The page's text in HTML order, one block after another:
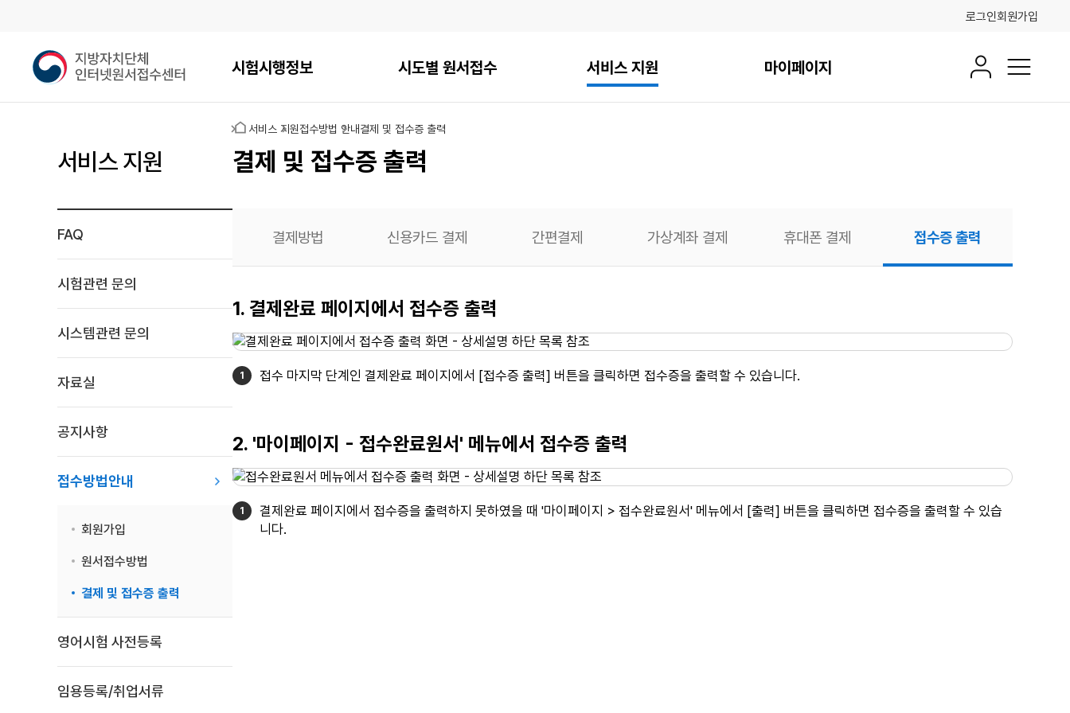
로그인회원가입
지
방
메인메뉴
시험시행정보 시도별 원서접수 서비스 지원 마이페이지 회원정보전체메뉴
서비스 지원
FAQ
시험관련 문의
시스템관련 문의
자료실
공지사항
접수방법안내
회원가입
원서접수방법
결제 및 접수증 출력
영어시험 사전등록
임용등록/취업서류
홈 서비스 지원접수방법 안내결제 및 접수증 출력
결제 및 접수증 출력
결제방법 신용카드 결제 간편결제 가상계좌 결제 휴대폰 결제 접수증 출력
접수증
출력
1. 결제완료 페이지에서 접수증 출력
접수 마지막 단계인 결제완료 페이지에서 [접수증 출력] 버튼을 클릭하면 접수증을 출력할 수 있습니다.
2. '마이페이지 - 접수완료원서' 메뉴에서 접수증 출력
결제완료 페이지에서 접수증을 출력하지 못하였을 때 '마이페이지 > 접수완료원서' 메뉴에서 [출력] 버튼을 클릭하면 접수증을 출력할 수 있습
니다.